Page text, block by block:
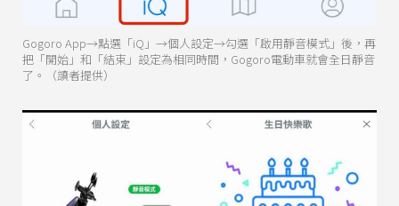
Gogoro App→點選「iQ」→個人設定→勾選「啟用靜音模式」後，再
把「開始」和「結束」設定為相同時間，Gogoro電動車就會全日靜音
了。（讀者提供）